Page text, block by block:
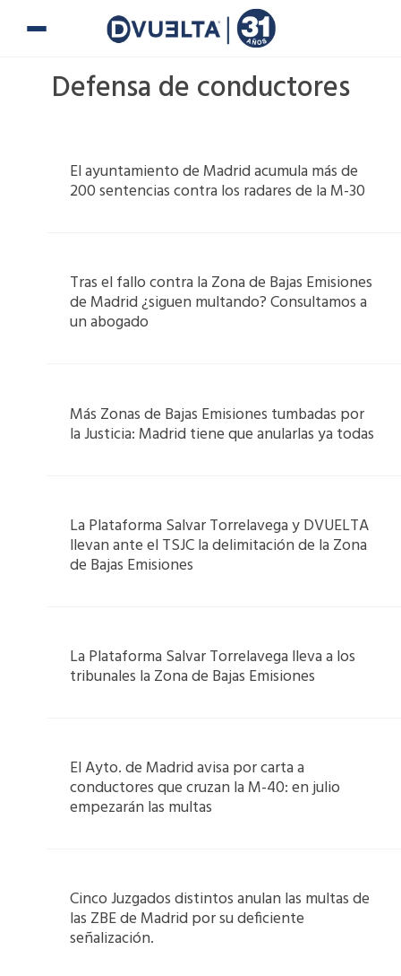
Defensa de conductores
El ayuntamiento de Madrid acumula más de
200 sentencias contra los radares de la M-30
Tras el fallo contra la Zona de Bajas Emisiones
de Madrid ¿siguen multando? Consultamos a
un abogado
Más Zonas de Bajas Emisiones tumbadas por
la Justicia: Madrid tiene que anularlas ya todas
La Plataforma Salvar Torrelavega y DVUELTA
llevan ante el TSJC la delimitación de la Zona
de Bajas Emisiones
La Plataforma Salvar Torrelavega lleva a los
tribunales la Zona de Bajas Emisiones
El Ayto. de Madrid avisa por carta a
conductores que cruzan la M-40: en julio
empezarán las multas
Cinco Juzgados distintos anulan las multas de
las ZBE de Madrid por su deficiente
señalización.